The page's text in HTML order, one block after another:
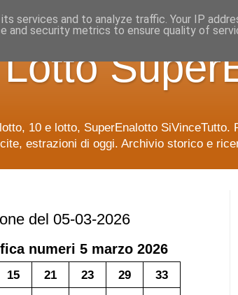
10 e lotto, SuperEnalotto SiVinceTutto.
estrazioni di oggi. Archivio storico e
del 05-03-2026
numeri 5 marzo 2026
15 21 23 29
33
services and to analyze traffic. Your IP
and security metrics to ensure quality of